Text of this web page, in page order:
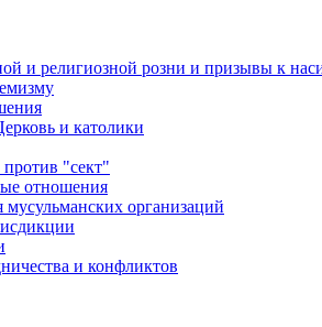
и религиозной розни и призывы к
и католики
"сект"
отношения
организаций
и конфликтов